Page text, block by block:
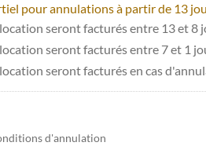
pour annulations à partir de 13
seront facturés entre 13 et 8
seront facturés entre 7 et 1
seront facturés en cas
d'annulation